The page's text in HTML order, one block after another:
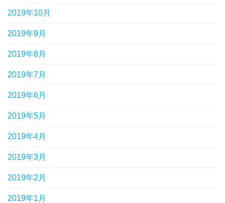
2019年10月
2019年9月
2019年8月
2019年7月
2019年6月
2019年5月
2019年4月
2019年3月
2019年2月
2019年1月